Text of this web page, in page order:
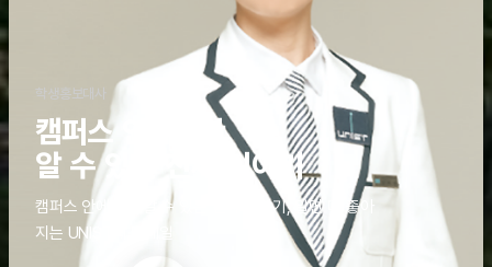
학생홍보대사
캠퍼스 안에서만
알 수 있는 진짜 이야기
캠퍼스 안에서만 알 수 있는 진짜 이야기, 알면 더 좋아
지는 UNIST의 디테일